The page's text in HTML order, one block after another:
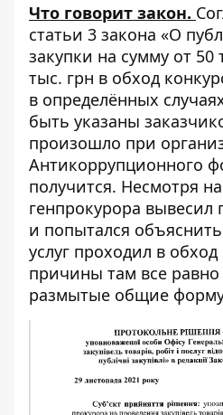
Что говорит закон.
статьи 3 закона «О
закупки на сумму от 50
тыс. грн в обход
в определённых
быть указаны
произошло при
Антикоррупционного
получится. Несмотря
генпрокурора
и попытался
услуг проходил в обход
причины там все
размытые общие